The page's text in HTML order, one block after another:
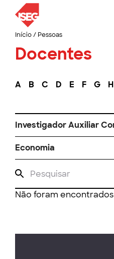
Início/ Pessoas
Docentes
A B C D E F G H
Investigador Auxiliar
Economia
Não foram